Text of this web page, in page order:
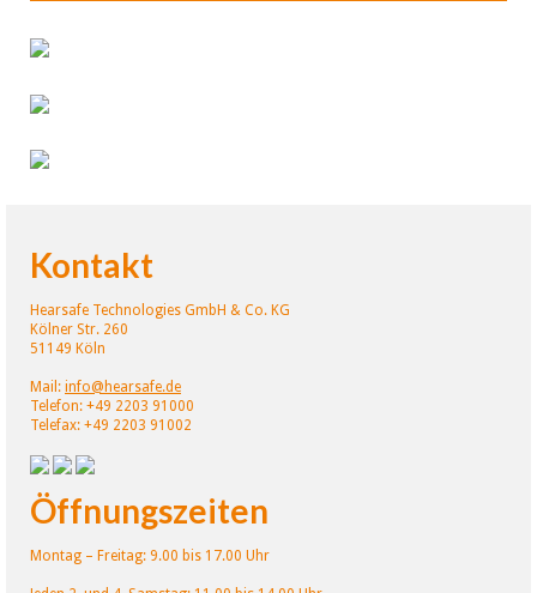
Kontakt
Hearsafe Technologies GmbH & Co. KG
Kölner Str. 260
51149 Köln
Mail: info@hearsafe.de
Telefon: +49 2203 91000
Telefax: +49 2203 91002
Öffnungszeiten
Montag – Freitag: 9.00 bis 17.00 Uhr